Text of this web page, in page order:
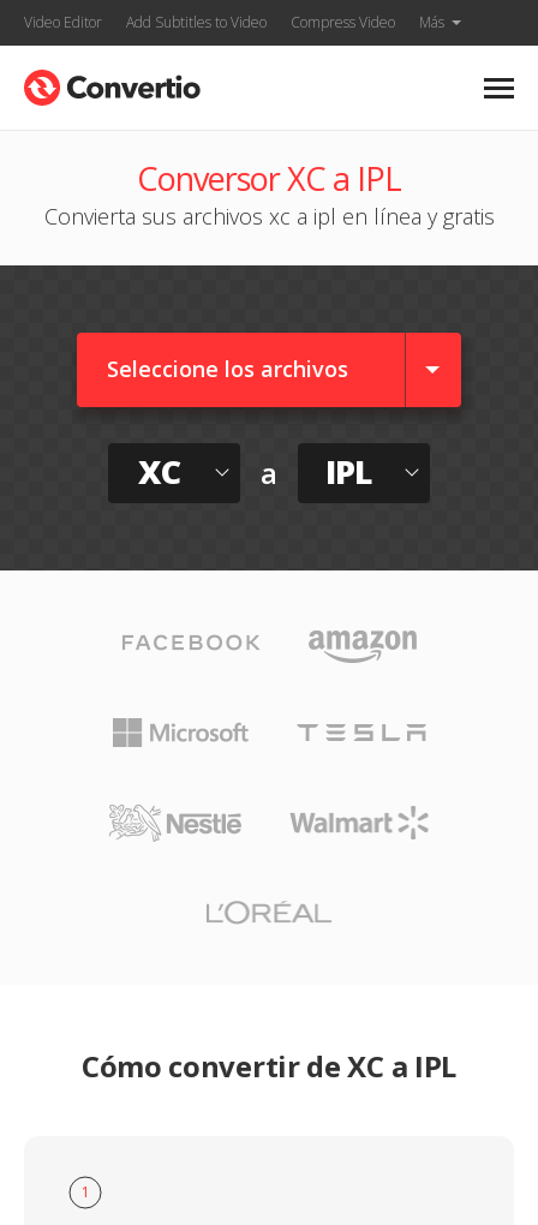
Video Editor Add Subtitles to Video Compress Video Más
Conversor XC a IPL
Convierta sus archivos xc a ipl en línea y gratis
Seleccione los archivos
XC a IPL
Cómo convertir de XC a IPL
1